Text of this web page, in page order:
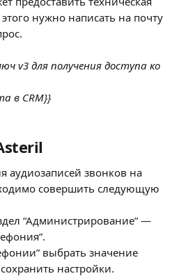
нужно написать на почту
v3 для получения доступа ко
в CRM}}
аудиозаписей звонков на
совершить следующую
“Администрирование” —
выбрать значение
настройки.